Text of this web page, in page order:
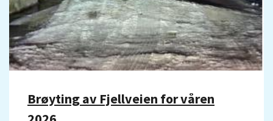
Brøyting av Fjellveien for våren